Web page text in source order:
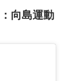
向島運動